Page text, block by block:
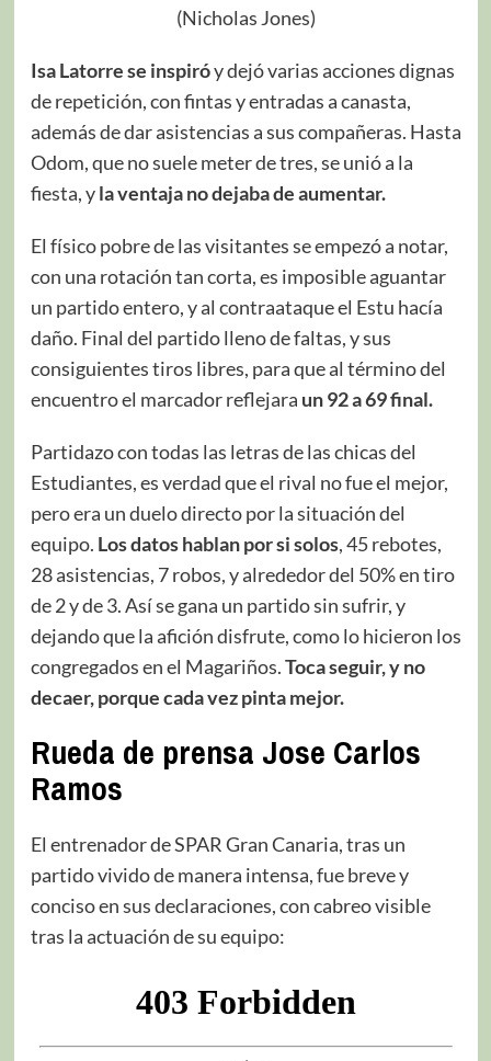
(Nicholas Jones)
Isa Latorre se inspiróy dejó varias acciones dignas
de repetición, con fintas y entradas a canasta,
además de dar asistencias a sus compañeras. Hasta
Odom, que no suele meter de tres, se unió a la
fiesta, yla ventaja no dejaba de aumentar.
El físico pobre de las visitantes se empezó a notar,
con una rotación tan corta, es imposible aguantar
un partido entero, y al contraataque el Estu hacía
daño. Final del partido lleno de faltas, y sus
consiguientes tiros libres, para que al término del
encuentro el marcador reflejara un 92 a 69 final.
Partidazo con todas las letras de las chicas del
Estudiantes, es verdad que el rival no fue el mejor,
pero era un duelo directo por la situación del
equipo. Los datos hablan por si solos, 45 rebotes,
28 asistencias, 7 robos, y alrededor del 50% en tiro
de 2 y de 3. Así se gana un partido sin sufrir, y
dejando que la afición disfrute, como lo hicieron los
congregados en el Magariños.Toca seguir, y no
decaer, porque cada vez pinta mejor.
Rueda de prensa Jose Carlos
Ramos
El entrenador de SPAR Gran Canaria, tras un
partido vivido de manera intensa, fue breve y
conciso en sus declaraciones, con cabreo visible
tras la actuación de su equipo: